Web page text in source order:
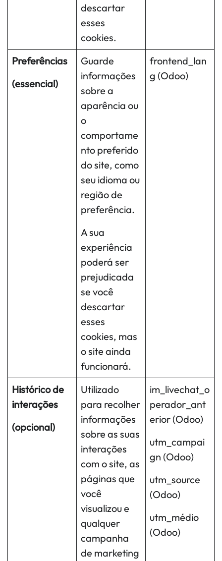
descartar
esses
cookies.
Preferências
(essencial)
Guarde
informações
sobre a
aparência ou
o
comportame
nto preferido
do site, como
seu idioma ou
região de
preferência.
A sua
experiência
poderá ser
prejudicada
se você
descartar
esses
cookies, mas
o site ainda
funcionará.
frontend_lan
g (Odoo)
Histórico de
interações
(opcional)
Utilizado
para recolher
informações
sobre as suas
interações
com o site, as
páginas que
você
visualizou e
qualquer
campanha
de marketing
im_livechat_o
perador_ant
erior (Odoo)
utm_campai
gn (Odoo)
utm_source
(Odoo)
utm_médio
(Odoo)